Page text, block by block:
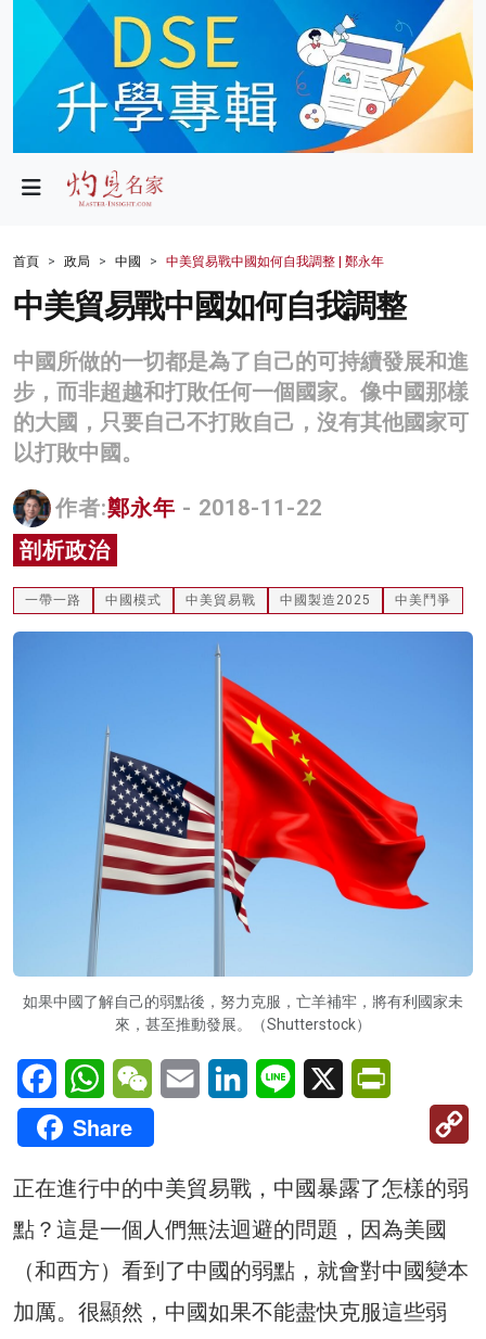
政局
財經
生活
商業
科技
名家榜
灼見活動
關於我們
首頁 政局 中國 中美貿易戰中國如何自我調整 | 鄭永年
中美貿易戰中國如何自我調整
中國所做的一切都是為了自己的可持續發展和進
步，而非超越和打敗任何一個國家。像中國那樣
的大國，只要自己不打敗自己，沒有其他國家可
以打敗中國。
作者:鄭永年 - 2018-11-22
剖析政治
一帶一路 中國模式 中美貿易戰 中國製造2025 中美鬥爭
如果中國了解自己的弱點後，努力克服，亡羊補牢，將有利國家未
來，甚至推動發展。（Shutterstock）
FacebookWhatsAppWeChatEmail LinkedInLine X
Share
正在進行中的中美貿易戰，中國暴露了怎樣的弱
點？這是一個人們無法迴避的問題，因為美國
（和西方）看到了中國的弱點，就會對中國變本
加厲。很顯然，中國如果不能盡快克服這些弱